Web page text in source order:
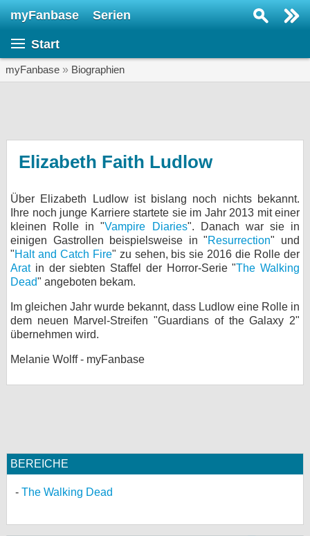
myFanbase Serien
Start
myFanbase » Biographien
Elizabeth Faith Ludlow
Über Elizabeth Ludlow ist bislang noch nichts bekannt.
Ihre noch junge Karriere startete sie im Jahr 2013 mit einer
kleinen Rolle in "Vampire Diaries". Danach war sie in
einigen Gastrollen beispielsweise in "Resurrection" und
"Halt and Catch Fire" zu sehen, bis sie 2016 die Rolle der
Aratin der siebten Staffel der Horror-Serie "The Walking
Dead" angeboten bekam.
Im gleichen Jahr wurde bekannt, dass Ludlow eine Rolle in
dem neuen Marvel-Streifen "Guardians of the Galaxy 2"
übernehmen wird.
Melanie Wolff - myFanbase
BEREICHE
The Walking Dead
KULTUR
Specials
SERVICE
Gewinnspiele
bei Facebook
Impressum